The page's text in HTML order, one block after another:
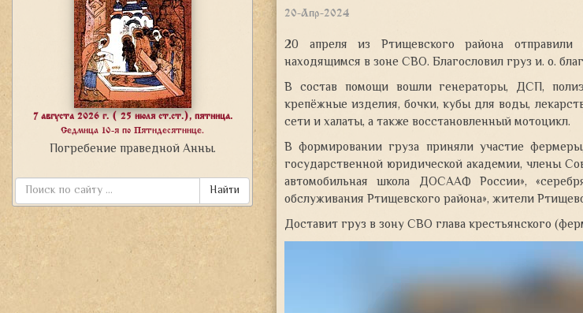
7 августа 2026 г. ( 25 июля ст.ст.), пятница.
Седмица 10-я по Пятидесятнице.
Погребение праведной Анны.
Найти
20-Апр-2024
20 апреля из Ртищевского района
находящимся в зоне СВО. Благословил груз и. о.
В состав помощи вошлигенераторы, ДСП,
крепёжные изделия, бочки, кубы для воды,
сети и халаты, а также восстановленный мотоцикл.
В формировании груза приняли участие
государственной юридической академии, члены
автомобильная школа ДОСААФ России»,
обслуживания Ртищевского района», жители
Доставит груз в зону СВО глава крестьянского